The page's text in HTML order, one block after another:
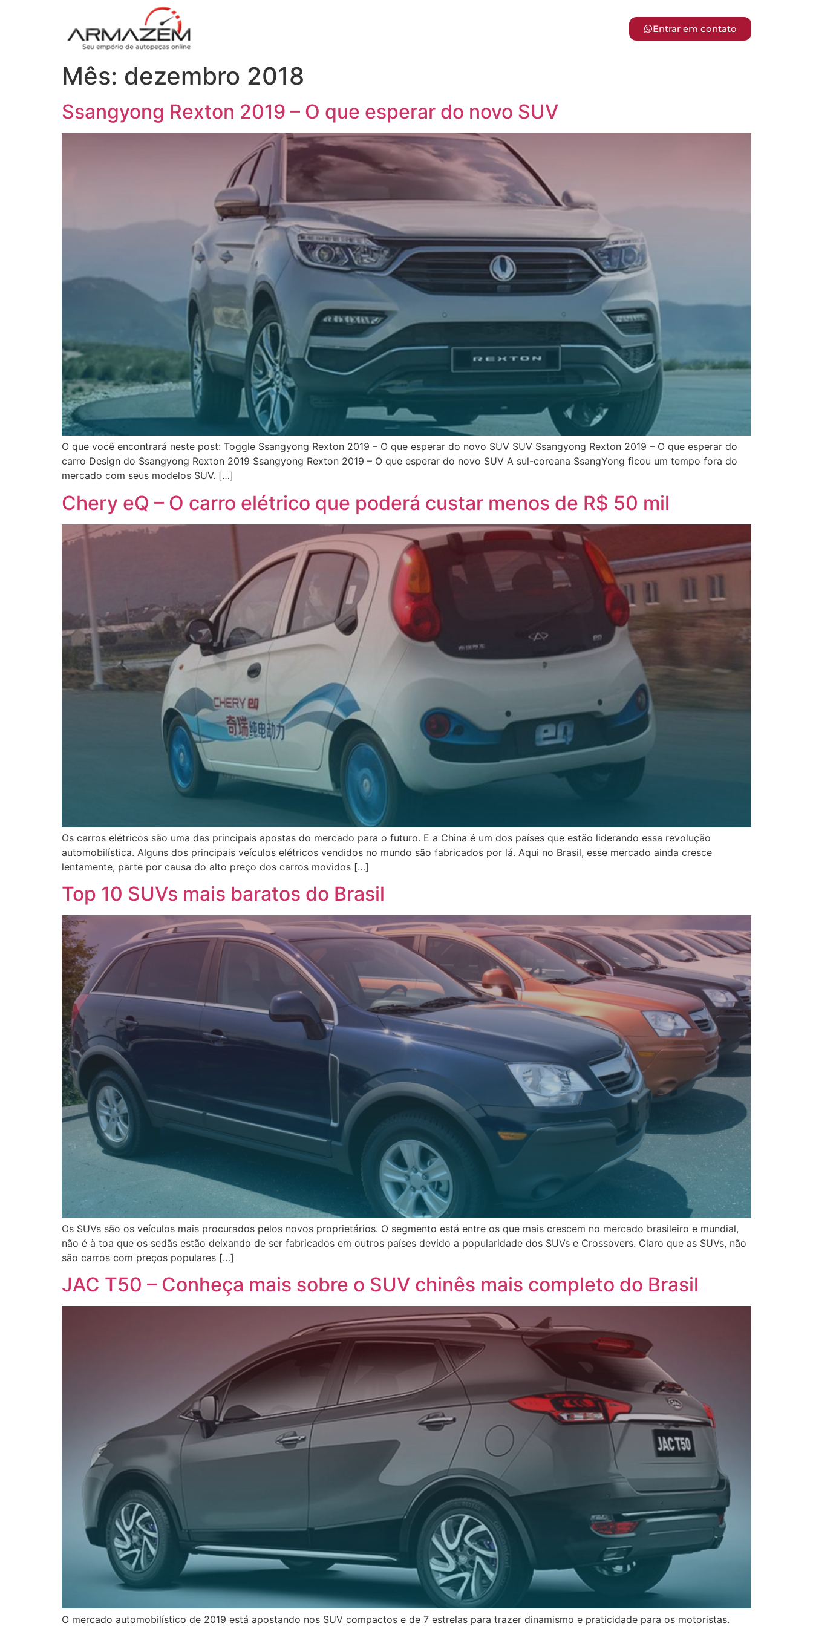
Entrar em contato
Mês: dezembro 2018
Ssangyong Rexton 2019 – O que esperar do novo SUV
O que você encontrará neste post: Toggle Ssangyong Rexton 2019 – O que esperar do novo SUV SUV Ssangyong Rexton 2019 – O que esperar do
carro Design do Ssangyong Rexton 2019 Ssangyong Rexton 2019 – O que esperar do novo SUV A sul-coreana SsangYong ficou um tempo fora do
mercado com seus modelos SUV. […]
Chery eQ – O carro elétrico que poderá custar menos de R$ 50 mil
Os carros elétricos são uma das principais apostas do mercado para o futuro. E a China é um dos países que estão liderando essa revolução
automobilística. Alguns dos principais veículos elétricos vendidos no mundo são fabricados por lá. Aqui no Brasil, esse mercado ainda cresce
lentamente, parte por causa do alto preço dos carros movidos […]
Top 10 SUVs mais baratos do Brasil
Os SUVs são os veículos mais procurados pelos novos proprietários. O segmento está entre os que mais crescem no mercado brasileiro e mundial,
não é à toa que os sedãs estão deixando de ser fabricados em outros países devido a popularidade dos SUVs e Crossovers. Claro que as SUVs, não
são carros com preços populares […]
JAC T50 – Conheça mais sobre o SUV chinês mais completo do Brasil
O mercado automobilístico de 2019 está apostando nos SUV compactos e de 7 estrelas para trazer dinamismo e praticidade para os motoristas.